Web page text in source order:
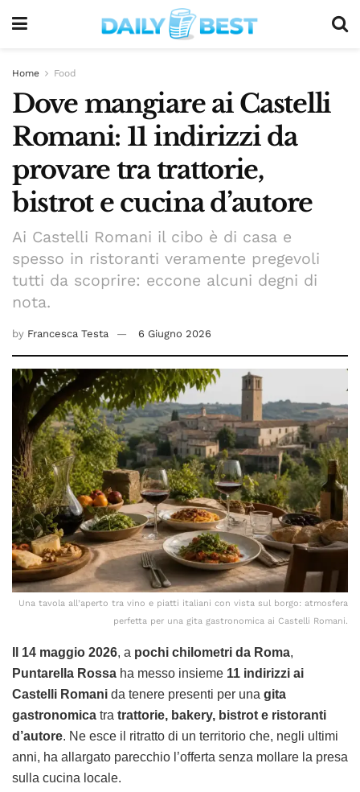
Home Food
Dove mangiare ai Castelli
Romani: 11 indirizzi da
provare tra trattorie,
bistrot e cucina d’autore
Ai Castelli Romani il cibo è di casa e
spesso in ristoranti veramente pregevoli
tutti da scoprire: eccone alcuni degni di
nota.
by Francesca Testa 6 Giugno 2026
Una tavola all’aperto tra vino e piatti italiani con vista sul borgo: atmosfera
perfetta per una gita gastronomica ai Castelli Romani.
Il 14 maggio 2026, a pochi chilometri da Roma,
Puntarella Rossa ha messo insieme 11 indirizzi ai
Castelli Romani da tenere presenti per una gita
gastronomica tra trattorie, bakery, bistrot e ristoranti
d’autore. Ne esce il ritratto di un territorio che, negli ultimi
anni, ha allargato parecchio l’offerta senza mollare la presa
sulla cucina locale.